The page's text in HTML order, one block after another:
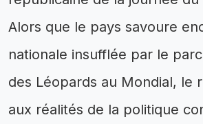
Alors que le pays savoure
nationale insufflée par le
des Léopards au Mondial, le
aux réalités de la politique